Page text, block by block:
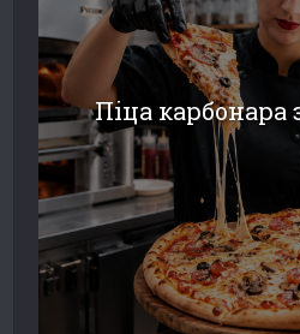
Піца карбонара